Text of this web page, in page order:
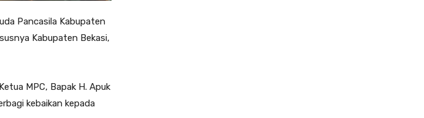
Pancasila Kabupaten
Kabupaten Bekasi,
MPC, Bapak H. Apuk
kebaikan kepada